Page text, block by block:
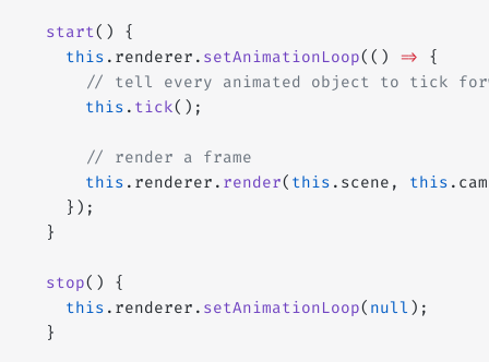
  start
() {
    this
.renderer. setAnimationLoop(() =>
{
// tell every animated object to tick
      this
. tick();
      // render a frame
      this
.renderer. render( this .scene, this
    });
  }
  stop
() {
    this
.renderer. setAnimationLoop( null );
  }